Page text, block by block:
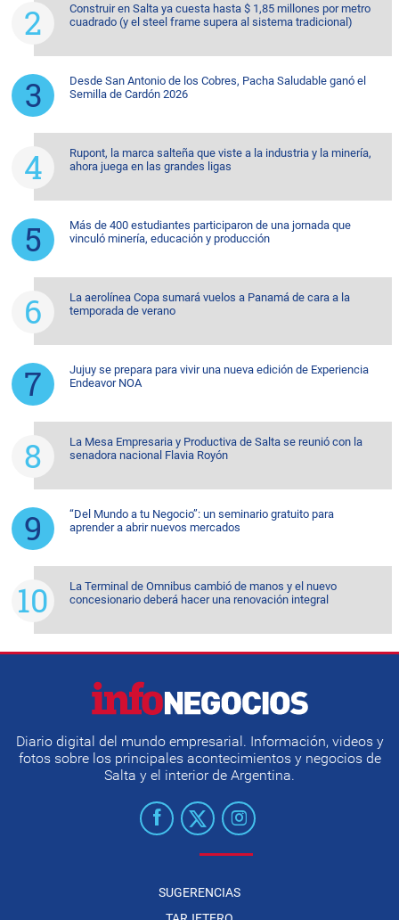
Construir en Salta ya cuesta hasta $ 1,85 millones por metro
cuadrado (y el steel frame supera al sistema tradicional)
Desde San Antonio de los Cobres, Pacha Saludable ganó el
Semilla de Cardón 2026
Rupont, la marca salteña que viste a la industria y la minería,
ahora juega en las grandes ligas
Más de 400 estudiantes participaron de una jornada que
vinculó minería, educación y producción
La aerolínea Copa sumará vuelos a Panamá de cara a la
temporada de verano
Jujuy se prepara para vivir una nueva edición de Experiencia
Endeavor NOA
La Mesa Empresaria y Productiva de Salta se reunió con la
senadora nacional Flavia Royón
“Del Mundo a tu Negocio”: un seminario gratuito para
aprender a abrir nuevos mercados
La Terminal de Omnibus cambió de manos y el nuevo
concesionario deberá hacer una renovación integral
Diario digital del mundo empresarial. Información, videos y
fotos sobre los principales acontecimientos y negocios de
Salta y el interior de Argentina.
SUGERENCIAS